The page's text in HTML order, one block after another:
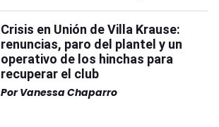
Crisis en Unión de Villa Krause:
renuncias, paro del plantel y un
operativo de los hinchas para
recuperar el club
Por Vanessa Chaparro